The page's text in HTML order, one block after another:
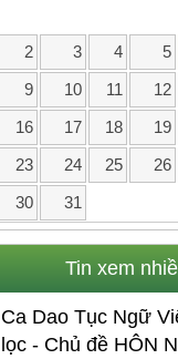
2
3 4 5
9
10 11 12
16
17 18 19
23
24 25 26
30
31
Tin xem
Ca Dao Tục Ngữ
lọc - Chủ đề HÔN